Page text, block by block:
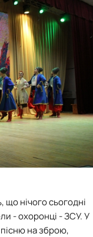
що нічого сьогодні
- охоронці - ЗСУ. У
пісню на зброю,